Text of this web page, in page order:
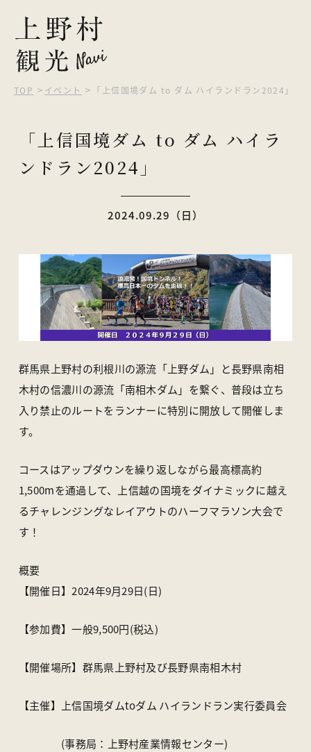
観光する
自然を楽しむ
イベント
アクセス
ライブカメラ
お知らせ
パンフレット一覧
〒370-1617 群馬県多野郡上野村楢原310-1
TOP イベント 「上信国境ダム to ダム ハイランドラン2024」
「上信国境ダム to ダム ハイラ
ンドラン2024」
2024.09.29（日）
群馬県上野村の利根川の源流「上野ダム」と長野県南相
木村の信濃川の源流「南相木ダム」を繋ぐ、普段は立ち
入り禁止のルートをランナーに特別に開放して開催しま
す。
コースはアップダウンを繰り返しながら最高標高約
1,500mを通過して、上信越の国境をダイナミックに越え
るチャレンジングなレイアウトのハーフマラソン大会で
す！
概要
【開催日】2024年9月29日(日)
【参加費】一般9,500円(税込)
【開催場所】群馬県上野村及び長野県南相木村
【主催】上信国境ダムtoダム ハイランドラン実行委員会
(事務局：上野村産業情報センター)